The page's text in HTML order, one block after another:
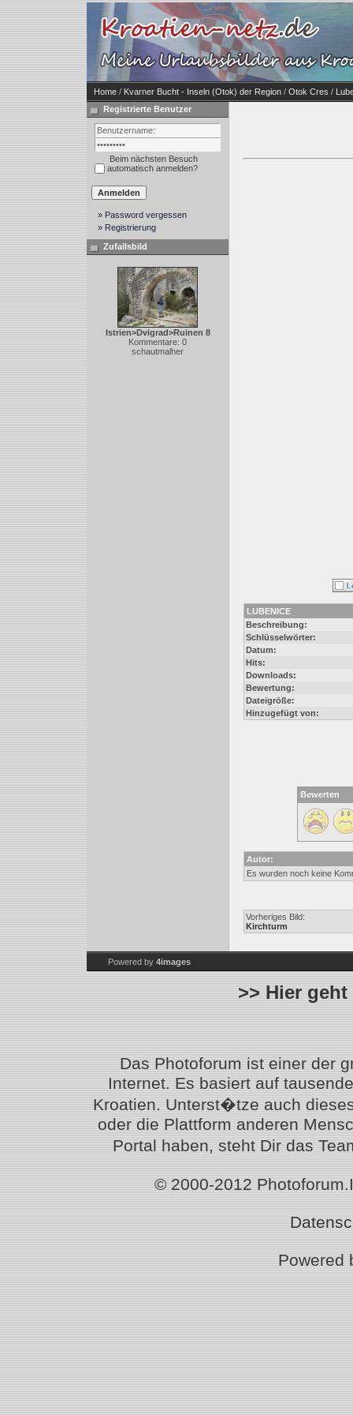
Home / Kvarner Bucht - Inseln (Otok) der Region / Otok Cres /
Registrierte Benutzer
Beim nächsten Besuch
automatisch anmelden?
» Password vergessen
» Registrierung
Zufallsbild
Istrien>Dvigrad>Ruinen 8
Kommentare: 0
schautmalher
LUBENICE
Beschreibung:
Schlüsselwörter:
Datum:
Hits:
Downloads:
Bewertung:
Dateigröße:
Hinzugefügt von:
Bewerten
Autor:
Es wurden noch keine
Vorheriges Bild:
Kirchturm
Powered by 4images
>> Hier
Das Photoforum ist einer der
Internet. Es basiert auf
Kroatien. Unterst�tze auch
oder die Plattform anderen
Portal haben, steht Dir das
© 2000-2012
Powered